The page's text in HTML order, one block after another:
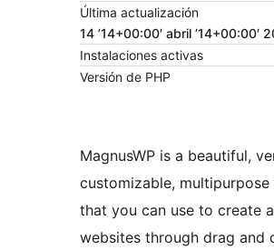
Última actualización
14 ’14+00:00′ abril ’14+00:00′
Instalaciones activas
Versión de PHP
MagnusWP is a beautiful,
customizable, multipurpose
that you can use to create
websites through drag and